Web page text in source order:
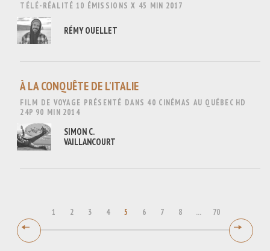
TÉLÉ-RÉALITÉ 10 ÉMISSIONS X 45 MIN 2017
RÉMY OUELLET
À LA CONQUÊTE DE L'ITALIE
FILM DE VOYAGE PRÉSENTÉ DANS 40 CINÉMAS AU QUÉBEC HD
24P 90 MIN 2014
SIMON C.
VAILLANCOURT
1 2 3 4 5 6 7 8 ... 70